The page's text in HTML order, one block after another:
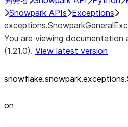
Snowpark APIs Exceptions
You are viewing documentation
(1.21.0). View latest version
on